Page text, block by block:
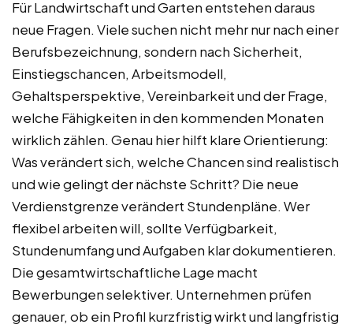
Für Landwirtschaft und Garten entstehen daraus
neue Fragen. Viele suchen nicht mehr nur nach einer
Berufsbezeichnung, sondern nach Sicherheit,
Einstiegschancen, Arbeitsmodell,
Gehaltsperspektive, Vereinbarkeit und der Frage,
welche Fähigkeiten in den kommenden Monaten
wirklich zählen. Genau hier hilft klare Orientierung:
Was verändert sich, welche Chancen sind realistisch
und wie gelingt der nächste Schritt? Die neue
Verdienstgrenze verändert Stundenpläne. Wer
flexibel arbeiten will, sollte Verfügbarkeit,
Stundenumfang und Aufgaben klar dokumentieren.
Die gesamtwirtschaftliche Lage macht
Bewerbungen selektiver. Unternehmen prüfen
genauer, ob ein Profil kurzfristig wirkt und langfristig